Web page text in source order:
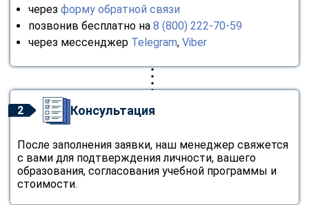
через форму обратной связи
позвонив бесплатно на 8 (800) 222-70-59
через мессенджер Telegram, Viber
2 Консультация
После заполнения заявки, наш менеджер свяжется
с вами для подтверждения личности, вашего
образования, согласования учебной программы и
стоимости.